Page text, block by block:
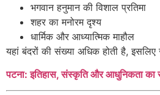
भगवान हनुमान की विशाल प्रतिमा
शहर का मनोरम दृश्य
धार्मिक और आध्यात्मिक माहौल
यहां बंदरों की संख्या अधिक होती है, इसलिए
पटना: इतिहास, संस्कृति और आधुनिकता का